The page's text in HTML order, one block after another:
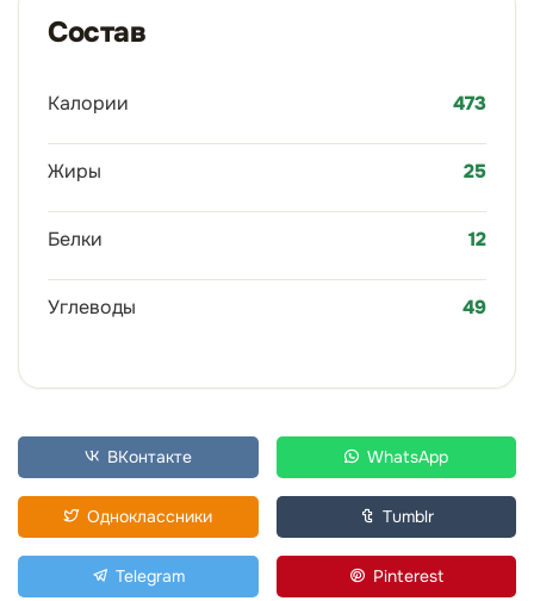
Состав
Калории 473
Жиры 25
Белки 12
Углеводы 49
ВКонтакте WhatsApp
Одноклассники Tumblr
Telegram Pinterest